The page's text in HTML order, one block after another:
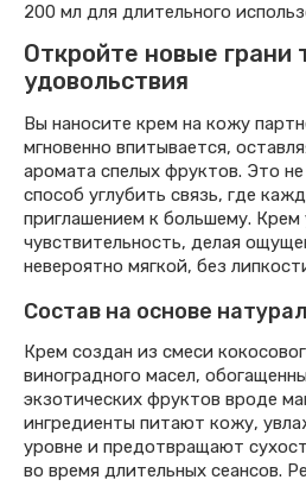
200 мл для длительного
Откройте новые грани
удовольствия
Вы наносите крем на кожу
мгновенно впитывается,
аромата спелых фруктов. Это
способ углубить связь, где
приглашением к большему. Крем
чувствительность, делая
невероятно мягкой, без
Состав на основе
Крем создан из смеси
виноградного масел,
экзотических фруктов вроде
ингредиенты питают кожу,
уровне и предотвращают
во время длительных сеансов.